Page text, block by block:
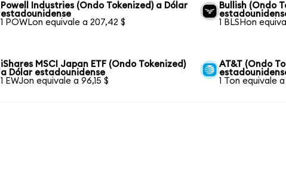
Powell Industries (Ondo Tokenized) a Dólar
estadounidense
1 POWLon equivale a 207,42 $
Bullish (Ondo
1 BLSHon
iShares MSCI Japan ETF (Ondo Tokenized)
a Dólar estadounidense
1 EWJon equivale a 96,15 $
AT&T (Ondo
1 Ton equivale a